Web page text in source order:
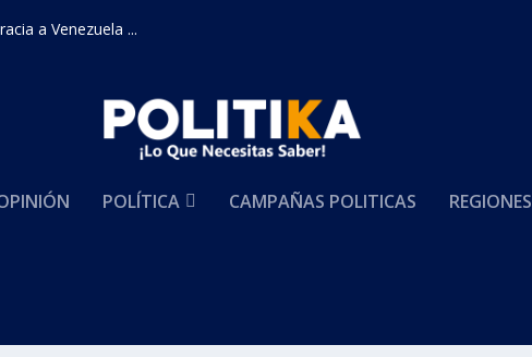
a Venezuela ...
POLÍTICA CAMPAÑAS POLITICAS REGIONES